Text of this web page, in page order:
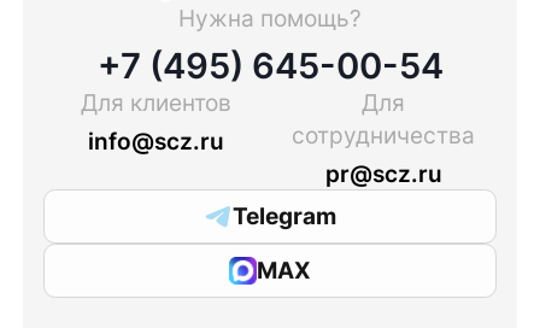
Нужна помощь?
+7 (495) 645-00-54
Для клиентов
info@scz.ru
Для
сотрудничества
pr@scz.ru
Telegram
MAX